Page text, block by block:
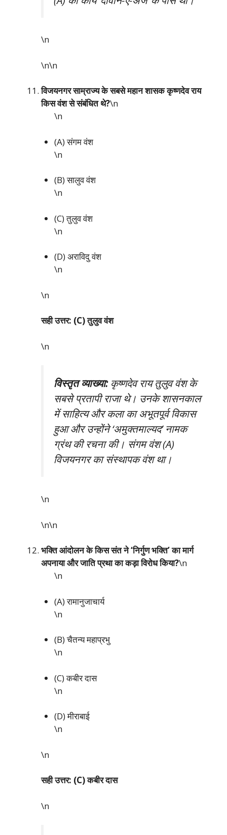
\n
\n\n
विजयनगर साम्राज्य के सबसे महान शासक कृष्णदेव राय
किस वंश से संबंधित थे?\n
\n
(A) संगम वंश
\n
(B) सालुव वंश
\n
(C) तुलुव वंश
\n
(D) अराविदु वंश
\n
\n
सही उत्तर: (C) तुलुव वंश
\n
विस्तृत व्याख्या:कृष्णदेव राय तुलुव वंश के
सबसे प्रतापी राजा थे। उनके शासनकाल
में साहित्य और कला का अभूतपूर्व विकास
हुआ और उन्होंने ‘अमुक्तमाल्यद’ नामक
ग्रंथ की रचना की। संगम वंश (A)
विजयनगर का संस्थापक वंश था।
\n
\n\n
भक्ति आंदोलन के किस संत ने ‘निर्गुण भक्ति’ का मार्ग
अपनाया और जाति प्रथा का कड़ा विरोध किया?\n
\n
(A) रामानुजाचार्य
\n
(B) चैतन्य महाप्रभु
\n
(C) कबीर दास
\n
(D) मीराबाई
\n
\n
सही उत्तर: (C) कबीर दास
\n